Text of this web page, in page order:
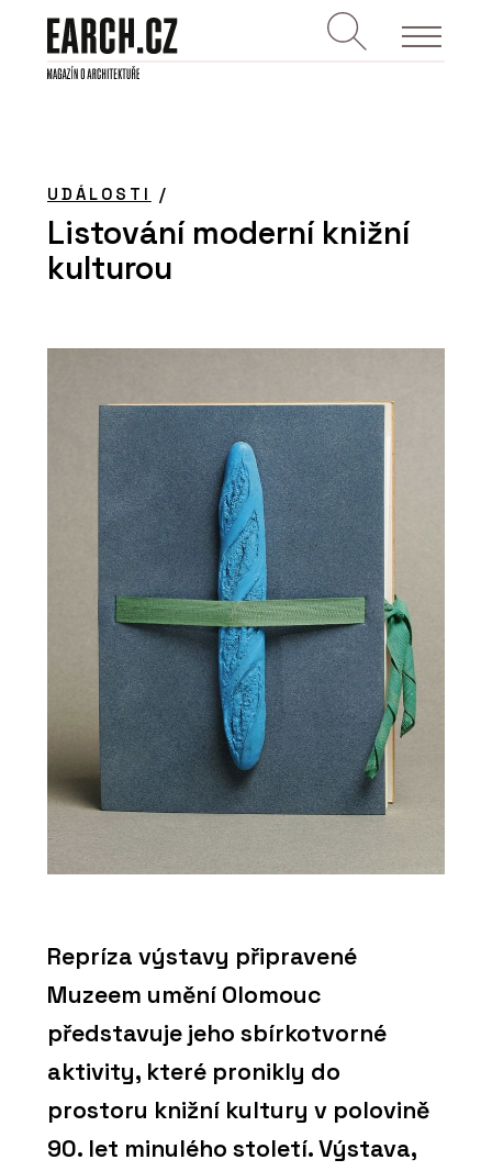
UDÁLOSTI /
Listování moderní knižní
kulturou
Repríza výstavy připravené
Muzeem umění Olomouc
představuje jeho sbírkotvorné
aktivity, které pronikly do
prostoru knižní kultury v polovině
90. let minulého století. Výstava,